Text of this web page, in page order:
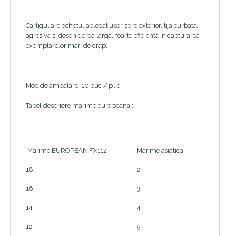
Carligul are ochetul aplecat usor spre exterior, tija curbata,
agresiva si deschiderea larga, foarte eficienta in capturarea
exemplarelor mari de crap.
Mod de ambalare: 10 buc / plic
Tabel descriere marime europeana :
Marime EUROPEAN FX112 Marime asiatica
18 2
16 3
14 4
12 5